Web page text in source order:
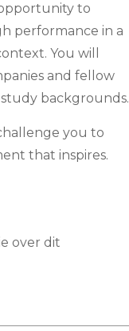
to
performance in a
You will
and fellow
backgrounds.
you to
that inspires.
over dit